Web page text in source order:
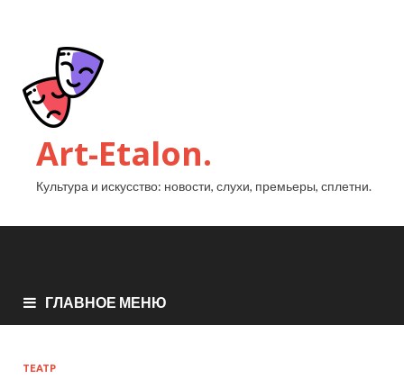
Art-Etalon.
Культура и искусство: новости, слухи, премьеры, сплетни.
ГЛАВНОЕ МЕНЮ
ТЕАТР